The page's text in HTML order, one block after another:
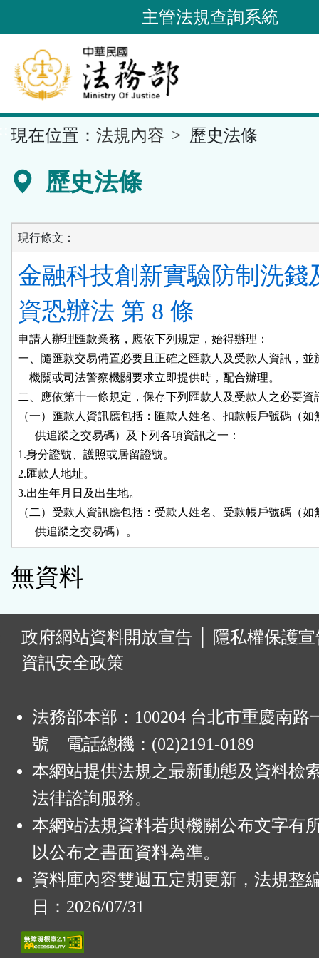
到
要
內
容
區
主管法規查詢系統
現在位置： 法規內容 歷史法條
歷史法條
現行條文：
金融科技創新實驗防制洗錢
資恐辦法 第 8 條
申請人辦理匯款業務，應依下列規定，始得辦理：
一、隨匯款交易備置必要且正確之匯款人及受款人資訊，並
    機關或司法警察機關要求立即提供時，配合辦理。
二、應依第十一條規定，保存下列匯款人及受款人之必要資
（一）匯款人資訊應包括：匯款人姓名、扣款帳戶號碼（如
      供追蹤之交易碼）及下列各項資訊之一：
1.身分證號、護照或居留證號。
2.匯款人地址。
3.出生年月日及出生地。
（二）受款人資訊應包括：受款人姓名、受款帳戶號碼（如
      供追蹤之交易碼）。
無資料
政府網站資料開放宣告
隱私權保護
資訊安全政策
法務部本部：100204 台北市重慶南路
號 電話總機：(02)2191-0189
本網站提供法規之最新動態及資料檢
法律諮詢服務。
本網站法規資料若與機關公布文字有
以公布之書面資料為準。
資料庫內容雙週五定期更新，法規整
日：2026/07/31